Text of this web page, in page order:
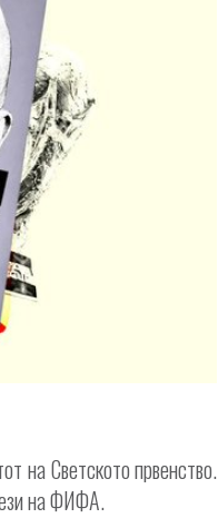
на Светското првенство.
на ФИФА.